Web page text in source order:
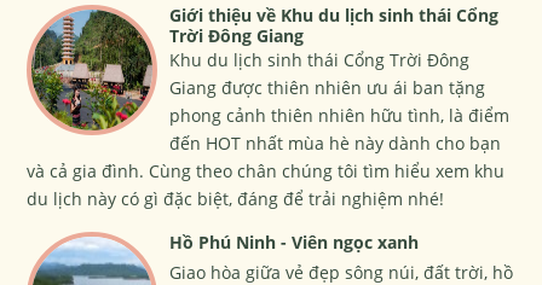
Giới thiệu về Khu du lịch sinh thái Cổng
Trời Đông Giang
Khu du lịch sinh thái Cổng Trời Đông
Giang được thiên nhiên ưu ái ban tặng
phong cảnh thiên nhiên hữu tình, là điểm
đến HOT nhất mùa hè này dành cho bạn
và cả gia đình. Cùng theo chân chúng tôi tìm hiểu xem khu
du lịch này có gì đặc biệt, đáng để trải nghiệm nhé!
Hồ Phú Ninh - Viên ngọc xanh
Giao hòa giữa vẻ đẹp sông núi, đất trời, hồ